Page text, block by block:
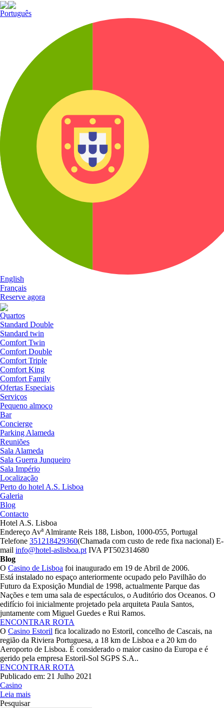
Português
English
Français
Reserve agora
Quartos
Standard Double
Standard twin
Comfort Twin
Comfort Double
Comfort Triple
Comfort King
Comfort Family
Ofertas Especiais
Serviços
Pequeno almoço
Bar
Concierge
Parking Alameda
Reuniões
Sala Alameda
Sala Guerra Junqueiro
Sala Império
Localização
Perto do hotel A.S. Lisboa
Galeria
Blog
Contacto
Hotel A.S. Lisboa
Endereço Ava Almirante Reis 188, Lisbon, 1000-055, Portugal
Telefone 351218429360(Chamada com custo de rede fixa nacional) E-
mail info@hotel-aslisboa.pt IVA PT502314680
Blog
O Casino de Lisboa foi inaugurado em 19 de Abril de 2006.
Está instalado no espaço anteriormente ocupado pelo Pavilhão do
Futuro da Exposição Mundial de 1998, actualmente Parque das
Nações e tem uma sala de espectáculos, o Auditório dos Oceanos. O
edifício foi inicialmente projetado pela arquiteta Paula Santos,
juntamente com Miguel Guedes e Rui Ramos.
ENCONTRAR ROTA
O Casino Estoril fica localizado no Estoril, concelho de Cascais, na
região da Riviera Portuguesa, a 18 km de Lisboa e a 20 km do
Aeroporto de Lisboa. É considerado o maior casino da Europa e é
gerido pela empresa Estoril-Sol SGPS S.A..
ENCONTRAR ROTA
Publicado em: 21 Julho 2021
Casino
Leia mais
Pesquisar